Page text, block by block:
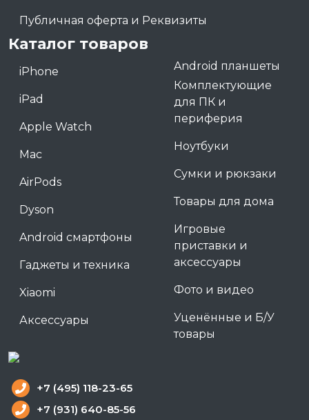
Публичная оферта и Реквизиты
Каталог товаров
iPhone
iPad
Apple Watch
Mac
AirPods
Dyson
Android смартфоны
Гаджеты и техника
Xiaomi
Аксессуары
Android планшеты
Комплектующие
для ПК и
периферия
Ноутбуки
Сумки и рюкзаки
Товары для дома
Игровые
приставки и
аксессуары
Фото и видео
Уценённые и Б/У
товары
+7 (495) 118-23-65
+7 (931) 640-85-56